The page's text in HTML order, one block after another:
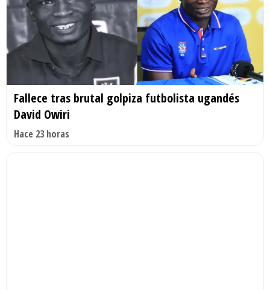
Fallece tras brutal golpiza futbolista ugandés
David Owiri
Hace 23 horas